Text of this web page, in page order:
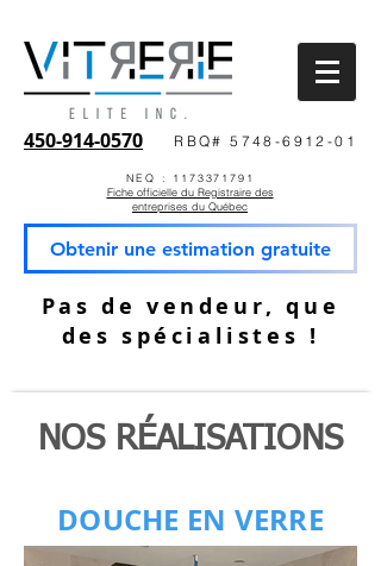
450-914-0570 RBQ# 5748-6912-01
NEQ : 1173371791
Fiche officielle du Registraire des
entreprises du Québec
Obtenir une estimation gratuite
Pas de vendeur, que
des spécialistes !
NOS RÉALISATIONS
DOUCHE EN VERRE